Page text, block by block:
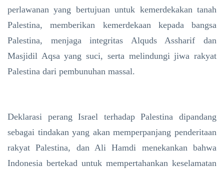
perlawanan yang bertujuan untuk kemerdekakan tanah
Palestina, memberikan kemerdekaan kepada bangsa
Palestina, menjaga integritas Alquds Assharif dan
Masjidil Aqsa yang suci, serta melindungi jiwa rakyat
Palestina dari pembunuhan massal.
Deklarasi perang Israel terhadap Palestina dipandang
sebagai tindakan yang akan memperpanjang penderitaan
rakyat Palestina, dan Ali Hamdi menekankan bahwa
Indonesia bertekad untuk mempertahankan keselamatan